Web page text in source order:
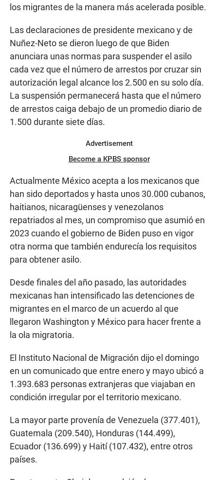
los migrantes de la manera más acelerada posible.
Las declaraciones de presidente mexicano y de
Nuñez-Neto se dieron luego de que Biden
anunciara unas normas para suspender el asilo
cada vez que el número de arrestos por cruzar sin
autorización legal alcance los 2.500 en su solo día.
La suspensión permanecerá hasta que el número
de arrestos caiga debajo de un promedio diario de
1.500 durante siete días.
Advertisement
Become a KPBS sponsor
Actualmente México acepta a los mexicanos que
han sido deportados y hasta unos 30.000 cubanos,
haitianos, nicaragüenses y venezolanos
repatriados al mes, un compromiso que asumió en
2023 cuando el gobierno de Biden puso en vigor
otra norma que también endurecía los requisitos
para obtener asilo.
Desde finales del año pasado, las autoridades
mexicanas han intensificado las detenciones de
migrantes en el marco de un acuerdo al que
llegaron Washington y México para hacer frente a
la ola migratoria.
El Instituto Nacional de Migración dijo el domingo
en un comunicado que entre enero y mayo ubicó a
1.393.683 personas extranjeras que viajaban en
condición irregular por el territorio mexicano.
La mayor parte provenía de Venezuela (377.401),
Guatemala (209.540), Honduras (144.499),
Ecuador (136.699) y Haití (107.432), entre otros
países.